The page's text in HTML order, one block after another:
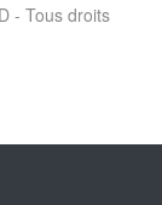
- Tous droits